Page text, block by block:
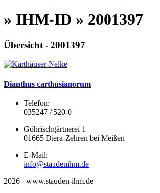
» IHM-ID » 2001397
Übersicht - 2001397
Dianthus carthusianorum
Telefon:
035247 / 520-0
Göhrischgärtnerei 1
01665 Diera-Zehren bei Meißen
E-Mail:
info@staudenihm.de
2026 - www.stauden-ihm.de